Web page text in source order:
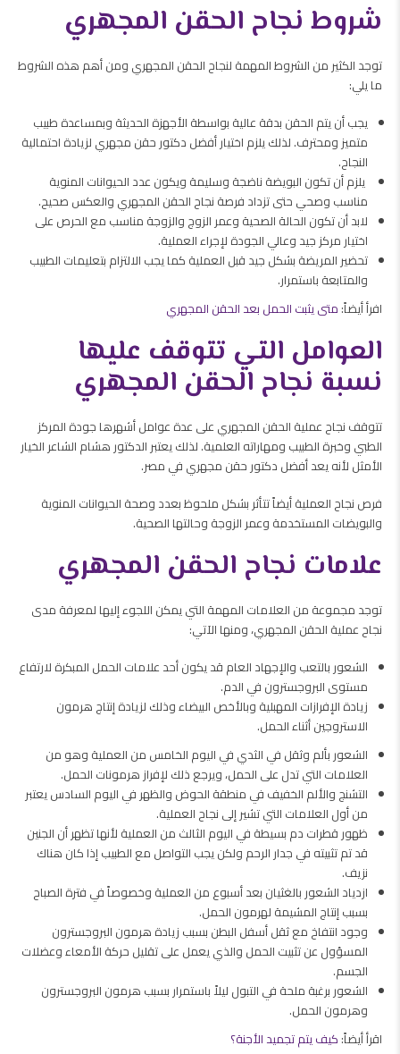
شروط نجاح الحقن المجهري
توجد الكثير من الشروط المهمة لنجاح الحقن المجهري ومن أهم هذه الشروط
ما يلي:
يجب أن يتم الحقن بدقة عالية بواسطة الأجهزة الحديثة وبمساعدة طبيب
متميز ومحترف. لذلك يلزم اختيار أفضل دكتور حقن مجهري لزيادة احتمالية
النجاح.
يلزم أن تكون البويضة ناضجة وسليمة ويكون عدد الحيوانات المنوية
مناسب وصحي حتى تزداد فرصة نجاح الحقن المجهري والعكس صحيح.
لابد أن تكون الحالة الصحية وعمر الزوج والزوجة مناسب مع الحرص على
اختيار مركز جيد وعالي الجودة لإجراء العملية.
تحضير المريضة بشكل جيد قبل العملية كما يجب الالتزام بتعليمات الطبيب
والمتابعة باستمرار.
افرأ أيضاً: متى يثبت الحمل بعد الحقن المجهري
العوامل التي تتوقف عليها
نسبة نجاح الحقن المجهري
تتوقف نجاح عملية الحقن المجهري على عدة عوامل أشهرها جودة المركز
الطبي وخبرة الطبيب ومهاراته العلمية. لذلك يعتبر الدكتور هشام الشاعر الخيار
الأمثل لأنه يعد أفضل دكتور حقن مجهري في مصر.
فرص نجاح العملية أيضاً تتأثر بشكل ملحوظ بعدد وصحة الحيوانات المنوية
والبويضات المستخدمة وعمر الزوجة وحالتها الصحية.
علامات نجاح الحقن المجهري
توجد مجموعة من العلامات المهمة التي يمكن اللجوء إليها لمعرفة مدى
نجاح عملية الحقن المجهري، ومنها الآتي:
الشعور بالتعب والإجهاد العام قد يكون أحد علامات الحمل المبكرة لارتفاع
مستوى البروجسترون في الدم.
زيادة الإفرازات المهبلية وبالأخص البيضاء وذلك لزيادة إنتاج هرمون
الاستروجين أثناء الحمل.
الشعور بألم وثقل في الثدي في اليوم الخامس من العملية وهو من
العلامات التي تدل على الحمل، ويرجع ذلك لإفراز هرمونات الحمل.
التشنج والألم الخفيف في منطقة الحوض والظهر في اليوم السادس يعتبر
من أول العلامات التي تشير إلى نجاح العملية.
ظهور قطرات دم بسيطة في اليوم الثالث من العملية لأنها تظهر أن الجنين
قد تم تثبيته في جدار الرحم ولكن يجب التواصل مع الطبيب إذا كان هناك
نزيف.
ازدياد الشعور بالغثيان بعد أسبوع من العملية وخصوصاً في فترة الصباح
بسبب إنتاج المشيمة لهرمون الحمل.
وجود انتفاخ مع ثقل أسفل البطن بسبب زيادة هرمون البروجسترون
المسؤول عن تثبيت الحمل والذي يعمل على تقليل حركة الأمعاء وعضلات
الجسم.
الشعور برغبة ملحة في التبول ليلاً باستمرار بسبب هرمون البروجسترون
وهرمون الحمل.
اقرأ أيضاً: كيف يتم تجميد الأجنة؟